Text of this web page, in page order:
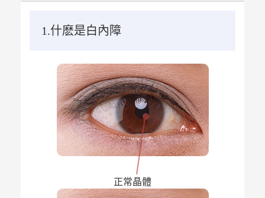
1.什麽是白內障
正常晶體